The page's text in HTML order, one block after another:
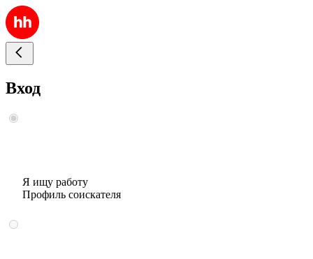
Вход
Я ищу работу
Профиль соискателя